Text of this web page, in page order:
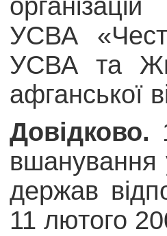
УСВА
УСВА та
афганської
Довідково.
вшанування
держав
11 лютого